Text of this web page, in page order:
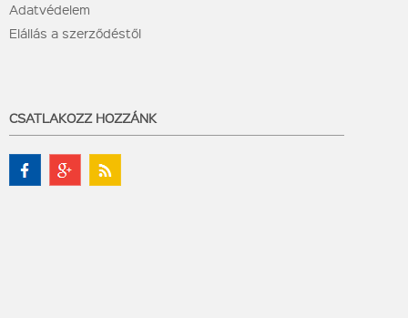
Adatvédelem
Elállás a szerződéstől
CSATLAKOZZ HOZZÁNK